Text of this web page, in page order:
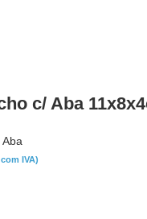
c/ Aba
com IVA)